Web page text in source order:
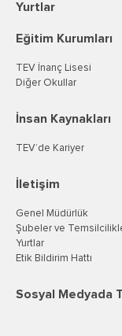
Yurtlar
Eğitim Kurumları
TEV İnanç Lisesi
Diğer Okullar
İnsan Kaynakları
TEV’de Kariyer
İletişim
Genel Müdürlük
Şubeler ve
Yurtlar
Etik Bildirim Hattı
Sosyal Medyada